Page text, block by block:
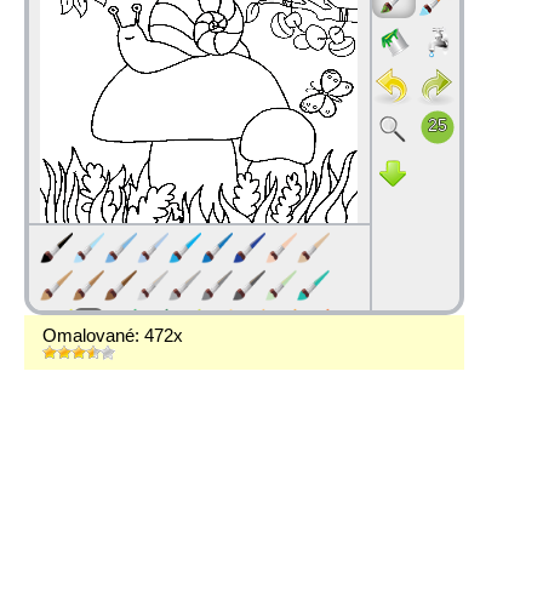
Omalované: 472x